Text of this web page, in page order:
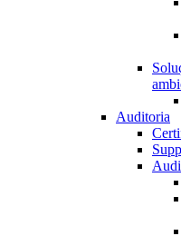
Auditoria